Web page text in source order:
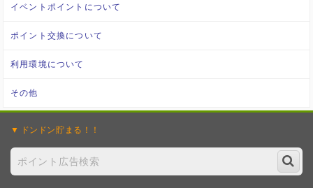
イベントポイントについて
ポイント交換について
利用環境について
その他
ドンドン貯まる！！